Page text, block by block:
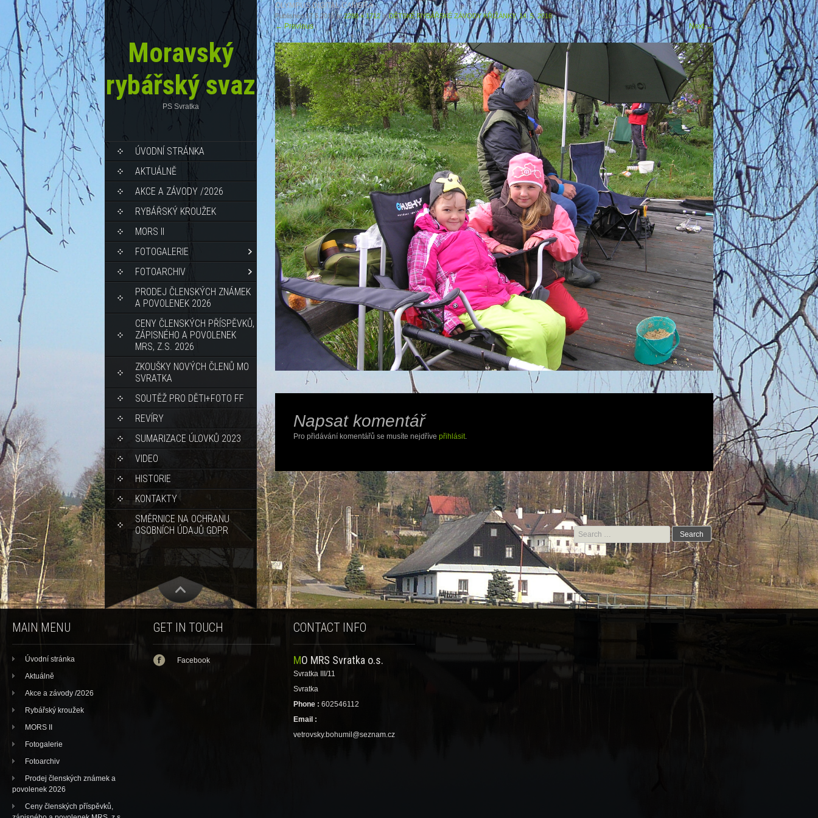
Moravský
rybářský svaz
PS Svratka
ÚVODNÍ STRÁNKA
AKTUÁLNĚ
AKCE A ZÁVODY /2026
RYBÁŘSKÝ KROUŽEK
MORS II
FOTOGALERIE
FOTOARCHIV
PRODEJ ČLENSKÝCH ZNÁMEK
A POVOLENEK 2026
CENY ČLENSKÝCH PŘÍSPĚVKŮ,
ZÁPISNÉHO A POVOLENEK
MRS, Z.S. 2026
ZKOUŠKY NOVÝCH ČLENŮ MO
SVRATKA
SOUTĚŽ PRO DĚTI+FOTO FF
REVÍRY
SUMARIZACE ÚLOVKŮ 2023
VIDEO
HISTORIE
KONTAKTY
SMĚRNICE NA OCHRANU
OSOBNÍCH ÚDAJŮ GDPR
OLYMPUS DIGITAL CAMERA
Published17.5.2016at2288 × 1712inDĚTSKÉ RYBÁŘSKÉ ZÁVODY KŘIŽÁNKY, 14. 5. 2016
←Previous Next→
Napsat komentář
Pro přidávání komentářů se musíte nejdříve přihlásit
Search for:
MAIN MENU
Úvodní stránka
Aktuálně
Akce a závody /2026
Rybářský kroužek
MORS II
Fotogalerie
Fotoarchiv
Prodej členských známek a
povolenek 2026
Ceny členských příspěvků,
GET IN TOUCH
Facebook
CONTACT INFO
MO MRS Svratka o.s.
Svratka III/11
Svratka
Phone : 602546112
Email :
vetrovsky.bohumil@seznam.cz